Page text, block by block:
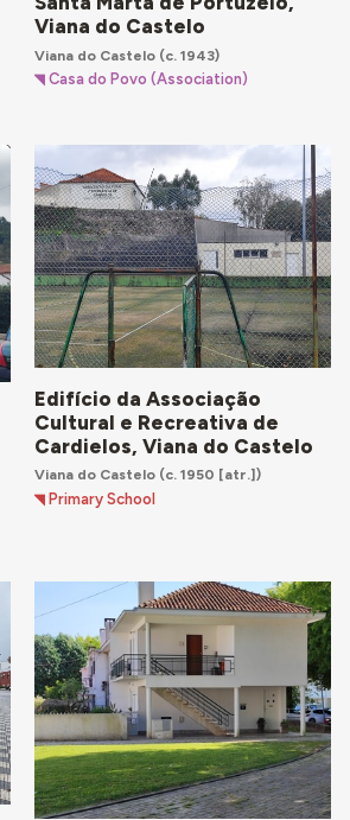
Viana do Castelo
Viana do Castelo(c. 1943)
Casa do Povo (Association)
Edifício da Associação
Cultural e Recreativa de
Cardielos, Viana do Castelo
Viana do Castelo(c. 1950 [atr.])
Primary School